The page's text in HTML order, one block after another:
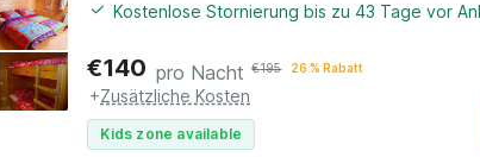
Kostenlose Stornierung bis zu 43 Tage vor
€140 pro Nacht €195 26 % Rabatt
+Zusätzliche Kosten
Kids zone available